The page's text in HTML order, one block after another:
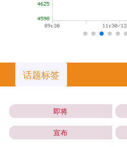
话题标签
即将
宣布